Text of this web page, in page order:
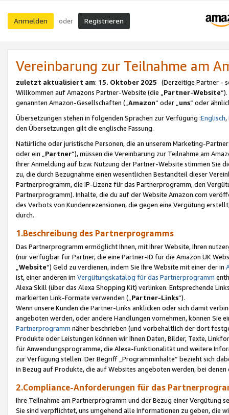
Anmelden oder Registrieren
Vereinbarung zur Teilnahme am
zuletzt aktualisiert am: 15. Oktober 2025 (Derzeitige Partner -
Willkommen auf Amazons Partner-Website (die „Partner-Website
genannten Amazon-Gesellschaften („Amazon“ oder „uns“ oder
Übersetzungen stehen in folgenden Sprachen zur Verfügung :Englisch,
den Übersetzungen gilt die englische Fassung.
Natürliche oder juristische Personen, die an unserem Marketing-
oder ein „Partner“), müssen die Vereinbarung zur Teilnahme am
Ihrer Anmeldung auf bzw. Nutzung der Partner-Website stimmen Sie
zu, die durch Bezugnahme einen wesentlichen Bestandteil dieser
Partnerprogramm, die IP-Lizenz für das Partnerprogramm, den
Partnerprogramm). Inhalte, die du auf der Website Amazon.com
des Verbots von Kundenrezensionen, die gegen eine Vergütung
durch.
1.Beschreibung des Partnerprogramms
Das Partnerprogramm ermöglicht Ihnen, mit Ihrer Website, Ihren
(nur verfügbar für Partner, die eine Partner-ID für die Amazon UK
Website“) Geld zu verdienen, indem Sie Ihre Website mit einer der in
ist, einer anderen im Vergütungskatalog für das Partnerprogramm
Alexa Skill (über das Alexa Shopping Kit) verlinken. Entsprechende
markierten Link-Formate verwenden („ Partner-Links“).
Wenn unsere Kunden die Partner-Links anklicken oder sich damit
angeboten werden, oder andere Handlungen vornehmen, können Sie
Partnerprogramm näher beschrieben (und vorbehaltlich der dort
Produkte oder Leistungen können wir Ihnen Daten, Bilder, Texte,
für Anwendungsprogramme, die Alexa-Funktionalität und weitere
zur Verfügung stellen. Der Begriff „Programminhalte“ bezieht sich
in Bezug auf Produkte, die auf Websites angeboten werden, bei
2.Compliance-Anforderungen für das
Ihre Teilnahme am Partnerprogramm und der Bezug einer Vergütung
Sie sind verpflichtet, uns umgehend alle Informationen zu geben, die